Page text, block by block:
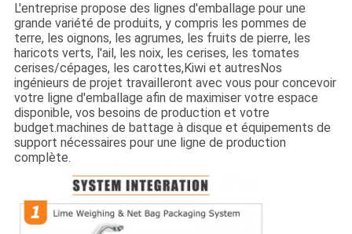
L'entreprise propose des lignes d'emballage pour une
grande variété de produits, y compris les pommes de
terre, les oignons, les agrumes, les fruits de pierre, les
haricots verts, l'ail, les noix, les cerises, les tomates
cerises/cépages, les carottes,Kiwi et autresNos
ingénieurs de projet travailleront avec vous pour concevoir
votre ligne d'emballage afin de maximiser votre espace
disponible, vos besoins de production et votre
budget.machines de battage à disque et équipements de
support nécessaires pour une ligne de production
complète.